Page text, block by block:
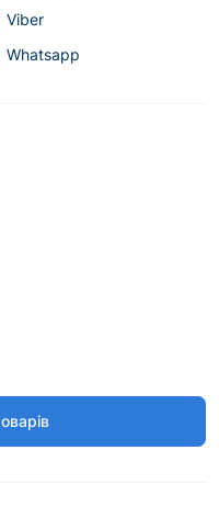
Viber
Whatsapp